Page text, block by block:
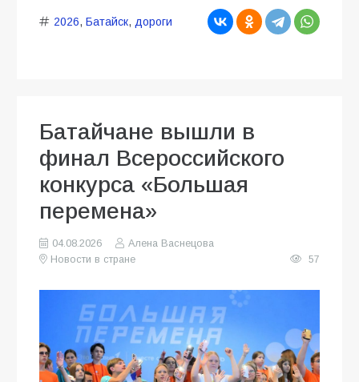
2026, Батайск, дороги
Батайчане вышли в
финал Всероссийского
конкурса «Большая
перемена»
04.08.2026
Алена Васнецова
Новости в стране
57